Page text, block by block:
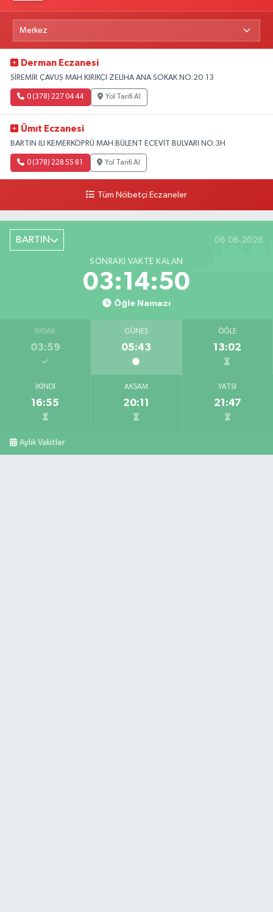
Derman Eczanesi
ŞİREMİR ÇAVUŞ MAH.KIRIKÇI ZELİHA ANA SOKAK NO:20 13
0 (378) 227 04 44 Yol Tarifi Al
Ümıt Eczanesi
BARTIN ILI KEMERKÖPRÜ MAH.BÜLENT ECEVİT BULVARI NO:3H
0 (378) 228 55 81 Yol Tarifi Al
Tüm Nöbetçi Eczaneler
BARTIN 06.08.2026
SONRAKI VAKTE KALAN
03:14:49
Öğle Namazı
İMSAK
03:59
GÜNEŞ
05:43
ÖĞLE
13:02
İKINDI
16:55
AKŞAM
20:11
YATSI
21:47
Aylık Vakitler